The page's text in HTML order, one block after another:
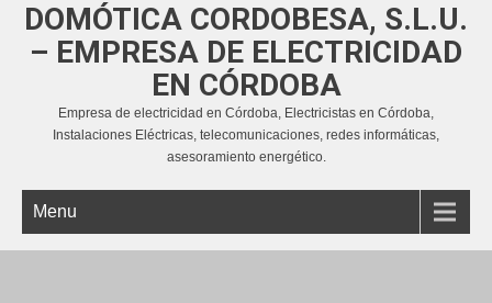
DOMÓTICA CORDOBESA, S.L.U.
– EMPRESA DE ELECTRICIDAD
EN CÓRDOBA
Empresa de electricidad en Córdoba, Electricistas en Córdoba,
Instalaciones Eléctricas, telecomunicaciones, redes informáticas,
asesoramiento energético.
Menu